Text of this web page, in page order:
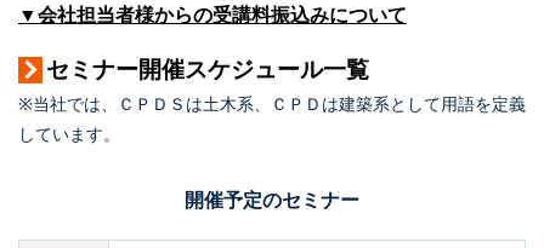
▼会社担当者様からの受講料振込みについて
セミナー開催スケジュール一覧
※当社では、ＣＰＤＳは土木系、ＣＰＤは建築系として用語を定義
しています。
開催予定のセミナー